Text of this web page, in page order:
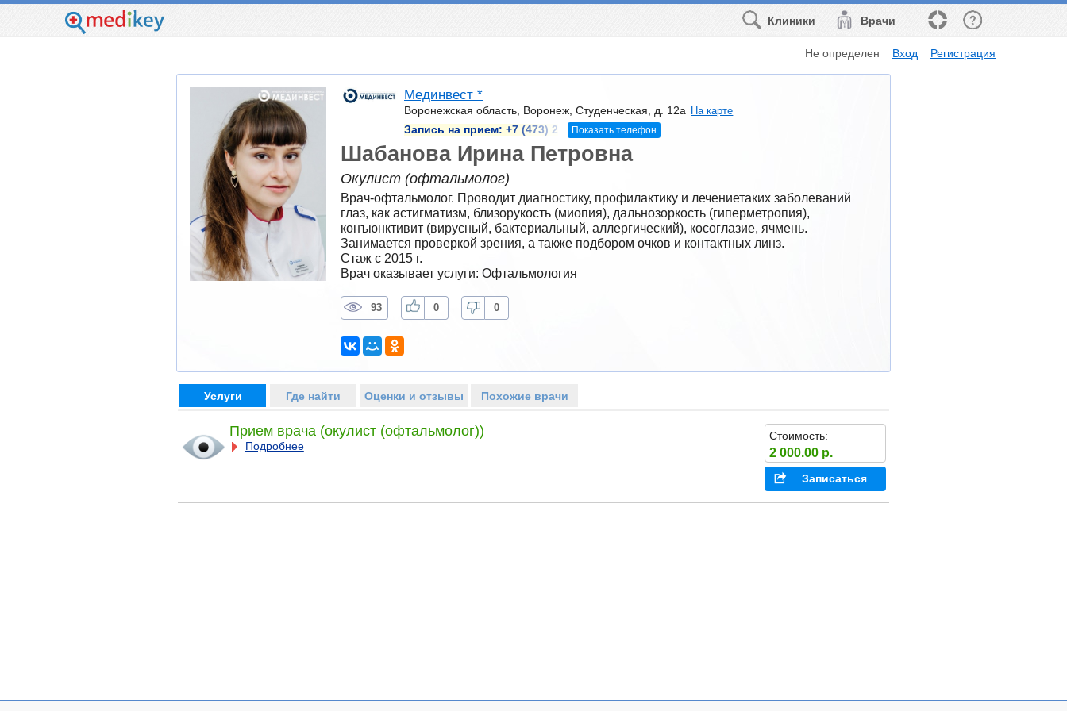
Врачи
Клиники
Не определен Вход Регистрация
Мединвест *
Воронежская область, Воронеж, Студенческая, д. 12а На карте
Запись на прием: +7 (473) 2 Показать телефон
Шабанова Ирина Петровна
Окулист (офтальмолог)
Врач-офтальмолог. Проводит диагностику, профилактику и лечениетаких заболеваний
глаз, как астигматизм, близорукость (миопия), дальнозоркость (гиперметропия),
конъюнктивит (вирусный, бактериальный, аллергический), косоглазие, ячмень.
Занимается проверкой зрения, а также подбором очков и контактных линз.
Стаж с 2015 г.
Врач оказывает услуги: Офтальмология
93 0 0
Услуги Где найти Оценки и отзывы Похожие врачи
Прием врача (окулист (офтальмолог))
Подробнее
Стоимость:
2 000.00 р.
Записаться